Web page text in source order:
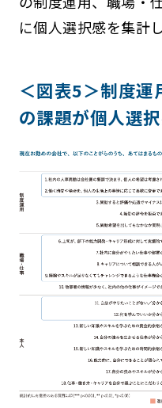
に個人選択感を集計
＜図表5＞制度運
の課題が個人選